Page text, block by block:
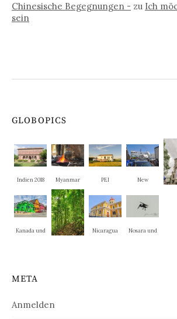
Chinesische Begegnungen - zu Ich
sein
GLOBOPICS
Indien 2018 Myanmar PEI
New
Kanada und
Nicaragua
Nosara und
META
Anmelden